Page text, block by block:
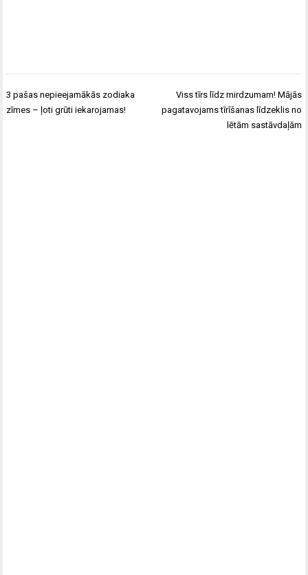
Ziņu
izvēlne
3 pašas nepieejamākās zodiaka
zīmes – ļoti grūti iekarojamas!
Viss tīrs līdz mirdzumam! Mājās
pagatavojams tīrīšanas līdzeklis no
lētām sastāvdaļām